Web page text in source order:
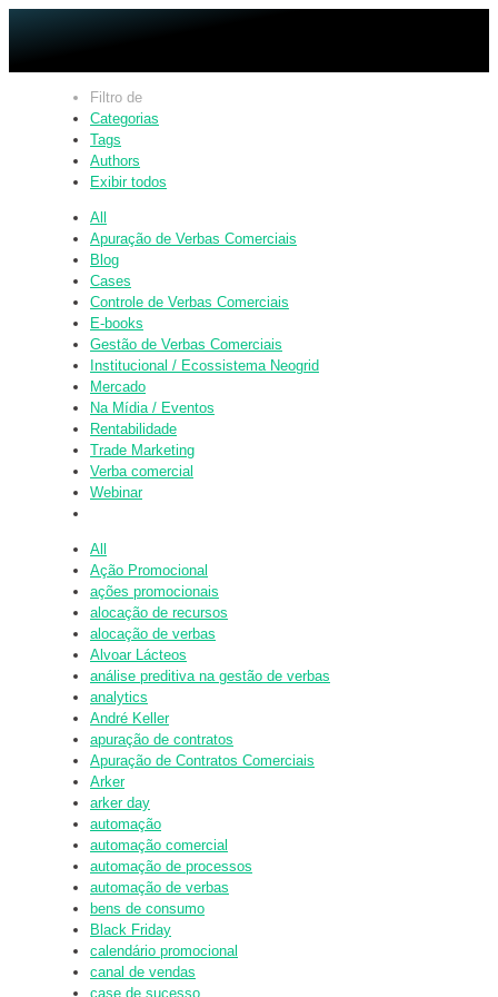
Filtro de
Categorias
Tags
Authors
Exibir todos
All
Apuração de Verbas Comerciais
Blog
Cases
Controle de Verbas Comerciais
E-books
Gestão de Verbas Comerciais
Institucional / Ecossistema Neogrid
Mercado
Na Mídia / Eventos
Rentabilidade
Trade Marketing
Verba comercial
Webinar
All
Ação Promocional
ações promocionais
alocação de recursos
alocação de verbas
Alvoar Lácteos
análise preditiva na gestão de verbas
analytics
André Keller
apuração de contratos
Apuração de Contratos Comerciais
Arker
arker day
automação
automação comercial
automação de processos
automação de verbas
bens de consumo
Black Friday
calendário promocional
canal de vendas
case de sucesso